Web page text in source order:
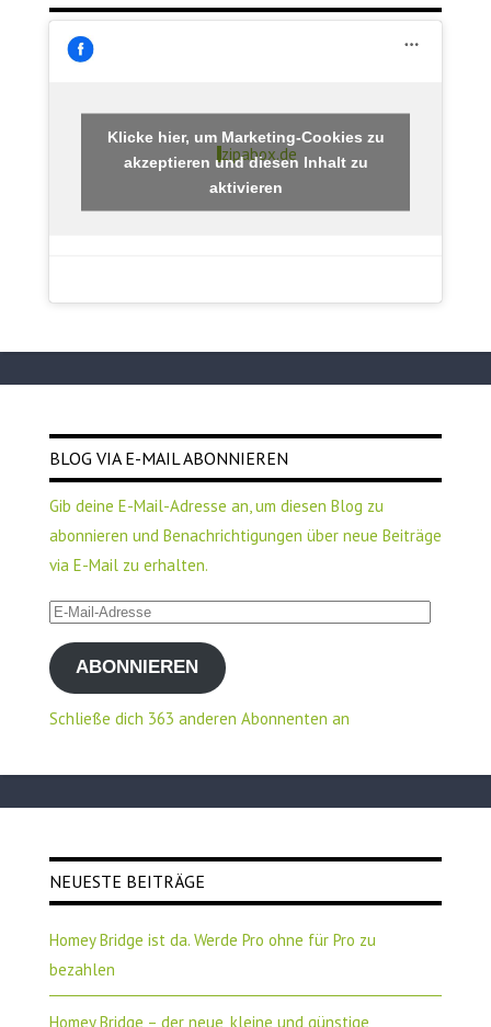
zipabox.de
Klicke hier, um Marketing-Cookies zu
akzeptieren und diesen Inhalt zu
aktivieren
BLOG VIA E-MAIL ABONNIEREN
Gib deine E-Mail-Adresse an, um diesen Blog zu
abonnieren und Benachrichtigungen über neue Beiträge
via E-Mail zu erhalten.
E-
Mail-
AdresseABONNIEREN
Schließe dich 363 anderen Abonnenten an
NEUESTE BEITRÄGE
Homey Bridge ist da. Werde Pro ohne für Pro zu
bezahlen
Homey Bridge – der neue, kleine und günstige